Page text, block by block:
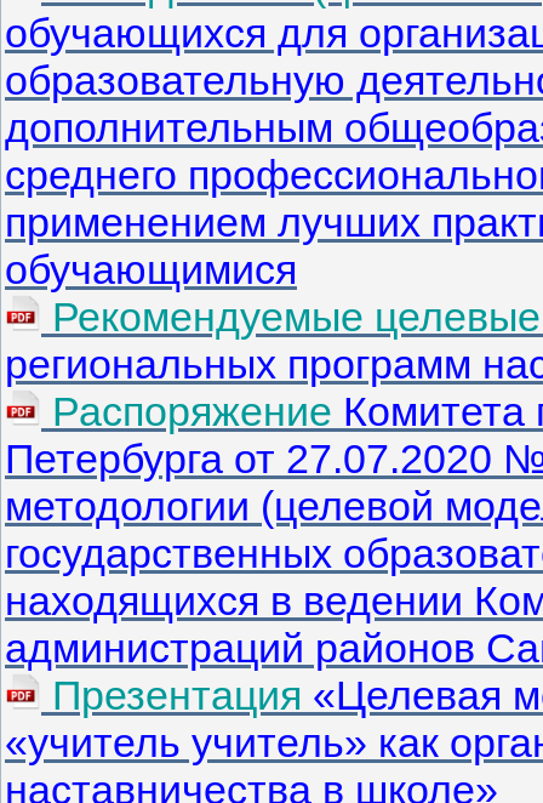
обучающихся для
образовательную
дополнительным
среднего
применением лучших
обучающимися
Рекомендуемые целевые
региональных программ
Распоряжение Комитета
Петербурга от 27.07.2020
методологии (целевой
государственных
находящихся в ведении
администраций районов
Презентация «Целевая
«учитель учитель» как
наставничества в школе»